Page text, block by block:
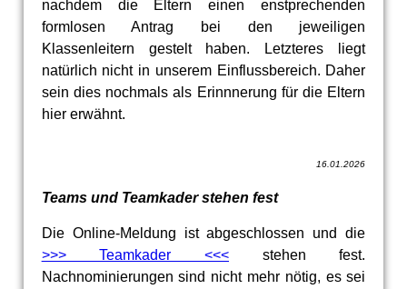
nachdem die Eltern einen enstprechenden
formlosen Antrag bei den jeweiligen
Klassenleitern gestelt haben. Letzteres liegt
natürlich nicht in unserem Einflussbereich. Daher
sein dies nochmals als Erinnnerung für die Eltern
hier erwähnt.
16.01.2026
Teams und Teamkader stehen fest
Die Online-Meldung ist abgeschlossen und die
>>> Teamkader <<< stehen fest.
Nachnominierungen sind nicht mehr nötig, es sei